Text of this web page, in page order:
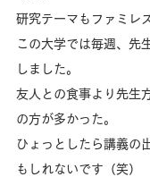
研究テーマもファミレ
この大学では毎週、先
しました。
友人との食事より先生
の方が多かった。
ひょっとしたら講義の
もしれないです（笑）